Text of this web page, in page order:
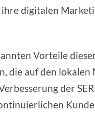
digitalen
Vorteile
die auf den
der